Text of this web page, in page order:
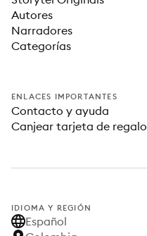
Autores
Narradores
Categorías
ENLACES IMPORTANTES
Contacto y ayuda
Canjear tarjeta de regalo
IDIOMA Y REGIÓN
Español